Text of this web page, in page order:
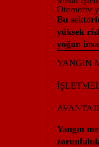
Otomotiv
Bu
yüksek
yoğun
YANGIN
Yangın